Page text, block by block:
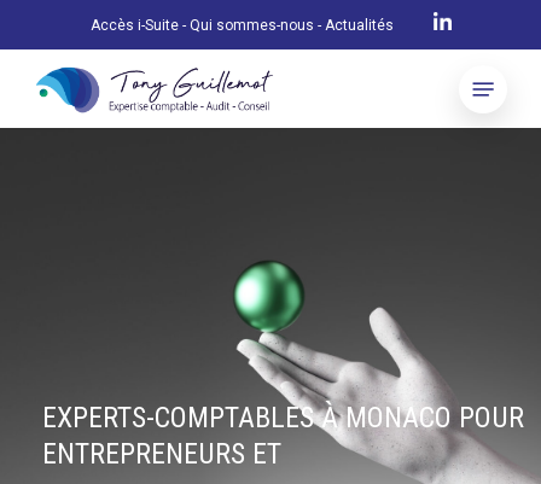
to
main
Accès i-Suite- Qui sommes-nous - Actualités
EXPERTS-COMPTABLES À MONACO POUR
ENTREPRENEURS ET